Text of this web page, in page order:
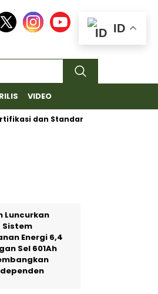
VIDEO
Standar Ketat untuk Ekspor
Luncurkan
Sistem
Energi 6,4
Sel 601Ah
ID